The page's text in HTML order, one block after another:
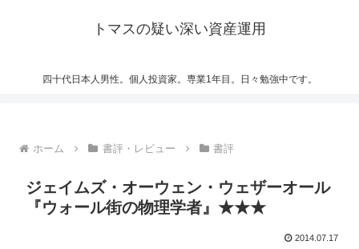
トマスの疑い深い資産運用
四十代日本人男性。個人投資家。専業1年目。日々勉強中です。
ホーム 書評・レビュー 書評
ジェイムズ・オーウェン・ウェザーオール
『ウォール街の物理学者』★★★
2014.07.17